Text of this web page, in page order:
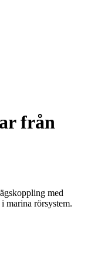
från
med
marina rörsystem.